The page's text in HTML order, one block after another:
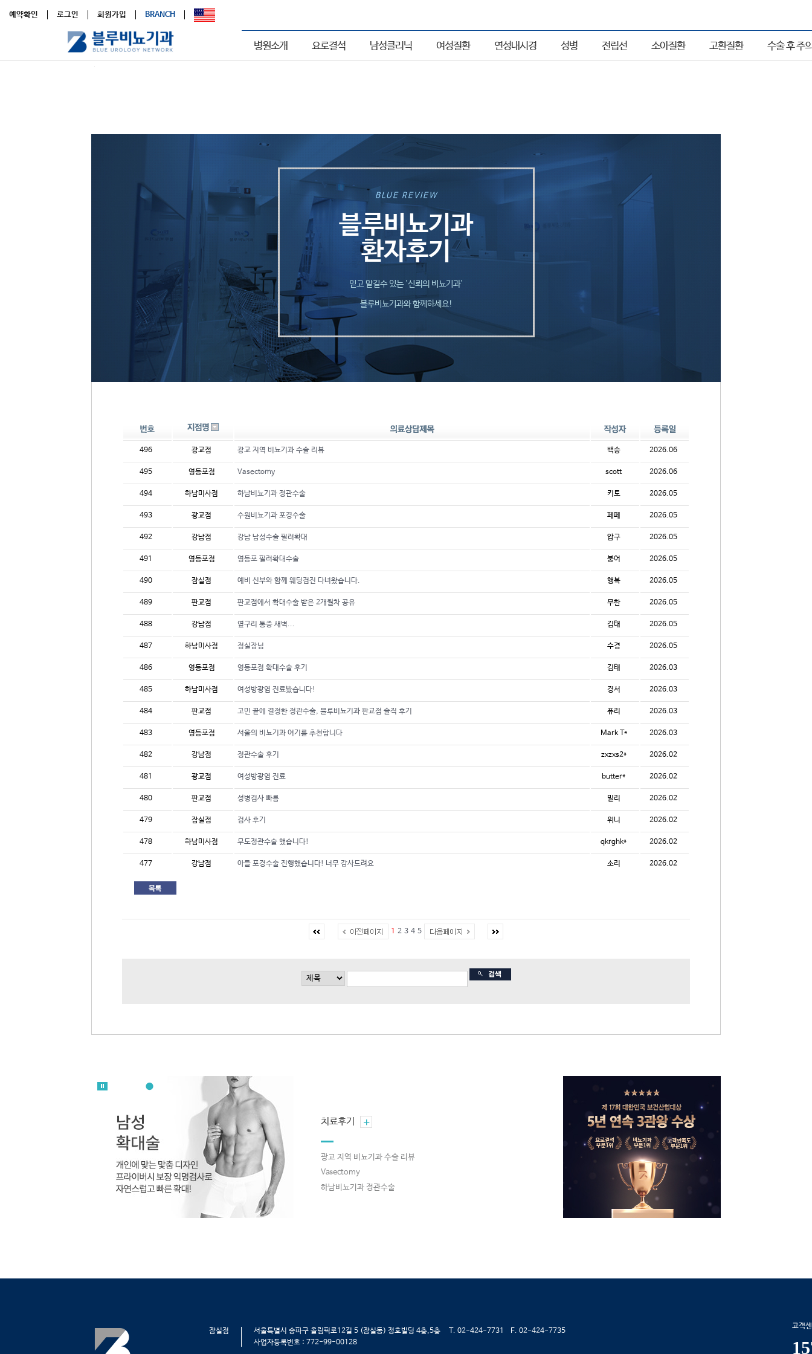
예약확인 로그인 회원가입 BRANCH
병원소개 요로결석 남성클리닉 여성질환 연성내시경 성병 전립선 소아질환 고환질환 수술 후 주
BLUE REVIEW
블루비뇨기과
환자후기
믿고 맡길수 있는 '신뢰의 비뇨기과'
블루비뇨기과와 함께하세요!
496 광교점 광교 지역 비뇨기과 수술 리뷰 백승 2026.06
495 영등포점 Vasectomy scott 2026.06
494 하남미사점 하남비뇨기과 정관수술 키토 2026.05
493 광교점 수원비뇨기과 포경수술 페페 2026.05
492 강남점 강남 남성수술 필러확대 압구 2026.05
491 영등포점 영등포 필러확대수술 붕어 2026.05
490 잠실점 예비 신부와 함께 웨딩검진 다녀왔습니다. 행복 2026.05
489 판교점 판교점에서 확대수술 받은 2개월차 공유 무한 2026.05
488 강남점 옆구리 통증 새벽... 김태 2026.05
487 하남미사점 정실장님 수경 2026.05
486 영등포점 영등포점 확대수술 후기 김태 2026.03
485 하남미사점 여성방광염 진료봤습니다! 경서 2026.03
484 판교점 고민 끝에 결정한 정관수술, 블루비뇨기과 판교점 솔직 후기 퓨리 2026.03
483 영등포점 서울의 비뇨기과 여기를 추천합니다 Mark T* 2026.03
482 강남점 정관수술 후기 zxzxs2* 2026.02
481 광교점 여성방광염 진료 butter* 2026.02
480 판교점 성병검사 빠름 밀리 2026.02
479 잠실점 검사 후기 위니 2026.02
478 하남미사점 무도정관수술 했습니다! qkrghk* 2026.02
477 강남점 아들 포경수술 진행했습니다! 너무 감사드려요 소리 2026.02
1 2 3 4 5
치료후기 +
광교 지역 비뇨기과 수술 리뷰
Vasectomy
하남비뇨기과 정관수술
잠실점
서울특별시 송파구 올림픽로12길 5 (잠실동) 정호빌딩 4층,5층 T. 02-424-7731 F. 02-424-7735
사업자등록번호 : 772-99-00128
고객